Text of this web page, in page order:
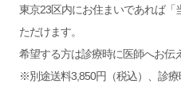
東京23区内にお住まいであれば
ただけます。
希望する方は診療時に医師へお伝
※別途送料3,850円（税込）、診